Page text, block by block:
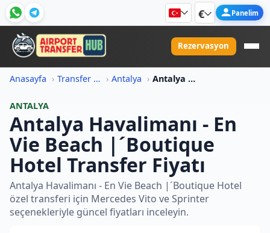
€ Panelim
Rezervasyon
Anasayfa Transfer Fiyat Bilgileri Antalya Antalya Havalimani En Vie Beach Boutique Hotel Transfer Fiyati
ANTALYA
Antalya Havalimanı - En
Vie Beach |´Boutique
Hotel Transfer Fiyatı
Antalya Havalimanı - En Vie Beach |´Boutique Hotel
özel transferi için Mercedes Vito ve Sprinter
seçenekleriyle güncel fiyatları inceleyin.